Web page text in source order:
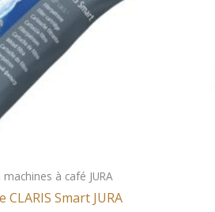
à café JURA
Smart JURA